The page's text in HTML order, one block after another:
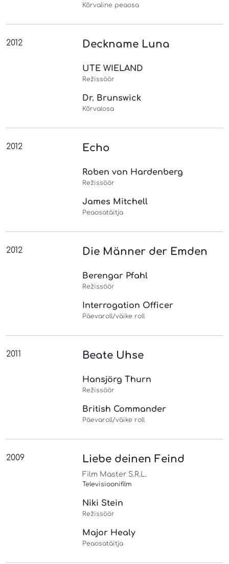
Kõrvaline peaosa
2012 Deckname Luna
UTE WIELAND
Režissöör
Dr. Brunswick
Kõrvalosa
2012 Echo
Roben von Hardenberg
Režissöör
James Mitchell
Peaosatäitja
2012 Die Männer der Emden
Berengar Pfahl
Režissöör
Interrogation Officer
Päevaroll/väike roll
2011 Beate Uhse
Hansjörg Thurn
Režissöör
British Commander
Päevaroll/väike roll
2009 Liebe deinen Feind
Film Master S.R.L.
Televisioonifilm
Niki Stein
Režissöör
Major Healy
Peaosatäitja